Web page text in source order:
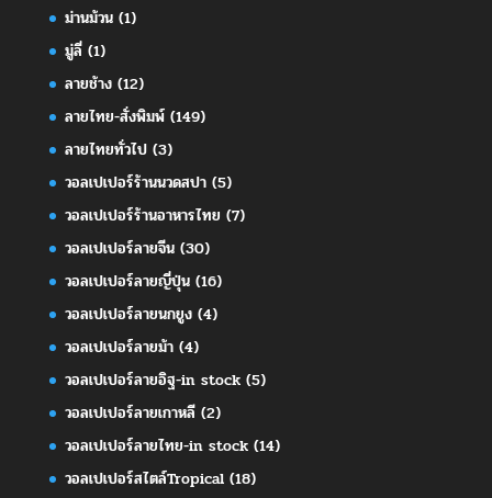
ม่านม้วน(1)
มู่ลี่(1)
ลายช้าง(12)
ลายไทย-สั่งพิมพ์(149)
ลายไทยทั่วไป(3)
วอลเปเปอร์ร้านนวดสปา(5)
วอลเปเปอร์ร้านอาหารไทย (7)
วอลเปเปอร์ลายจีน(30)
วอลเปเปอร์ลายญี่ปุ่น(16)
วอลเปเปอร์ลายนกยูง(4)
วอลเปเปอร์ลายม้า(4)
วอลเปเปอร์ลายอิฐ-in stock(5)
วอลเปเปอร์ลายเกาหลี(2)
วอลเปเปอร์ลายไทย-in stock(14)
วอลเปเปอร์สไตล์Tropical(18)